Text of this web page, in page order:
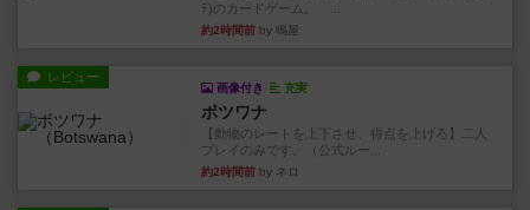
ﾃ)のカードゲーム。 ...
約2時間前 by 鳴屋
レビュー
画像付き 充実
ボツワナ
【動物のレートを上下させ、得点を上げろ】二人
プレイのみです。（公式ルー...
約2時間前 by ネロ